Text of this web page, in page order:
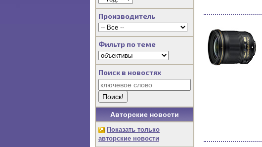
Производитель
Фильтр по теме
Поиск в новостях
Авторские новости
Показать только
авторские новости